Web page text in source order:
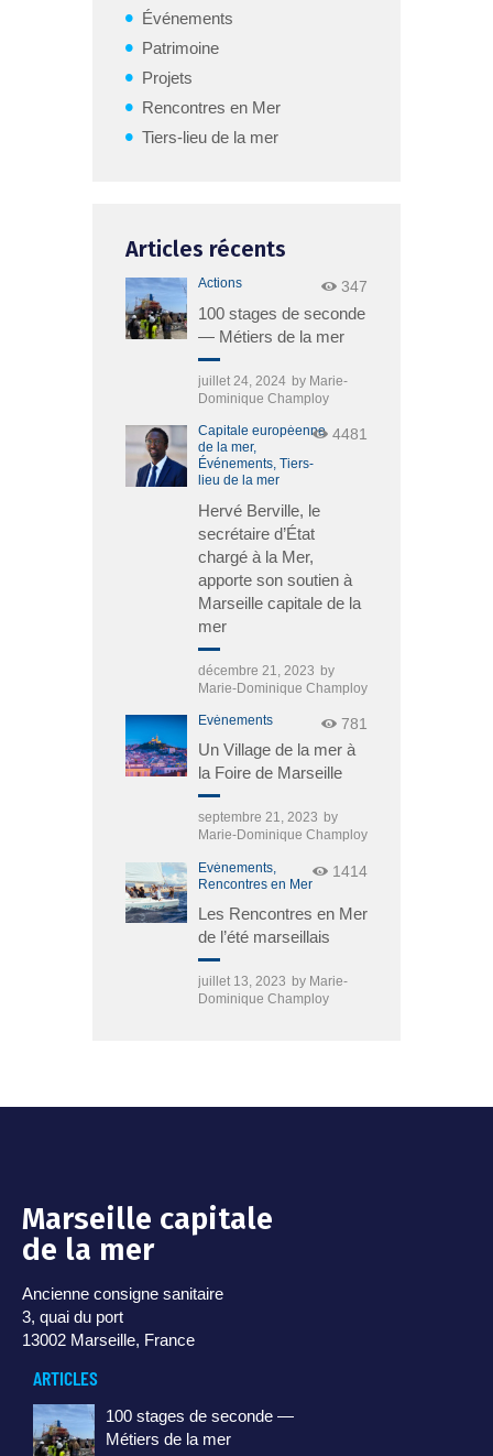
Événements
Patrimoine
Projets
Rencontres en Mer
Tiers-lieu de la mer
Articles récents
Actions 347
100 stages de seconde
— Métiers de la mer
juillet 24, 2024 by Marie-
Dominique Champloy
Capitale européenne
de la mer,
Événements, Tiers-
lieu de la mer
4481
Hervé Berville, le
secrétaire d’État
chargé à la Mer,
apporte son soutien à
Marseille capitale de la
mer
décembre 21, 2023 by
Marie-Dominique Champloy
Événements 781
Un Village de la mer à
la Foire de Marseille
septembre 21, 2023 by
Marie-Dominique Champloy
Événements,
Rencontres en Mer
1414
Les Rencontres en Mer
de l’été marseillais
juillet 13, 2023 by Marie-
Dominique Champloy
Marseille capitale
de la mer
Ancienne consigne sanitaire
3, quai du port
13002 Marseille, France
ARTICLES
100 stages de seconde —
Métiers de la mer